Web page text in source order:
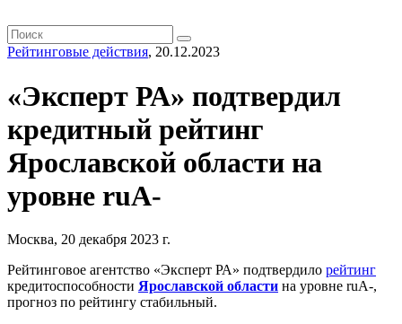
Рейтинговые действия, 20.12.2023
«Эксперт РА» подтвердил
кредитный рейтинг
Ярославской области на
уровне ruА-
Москва, 20 декабря 2023 г.
Рейтинговое агентство «Эксперт РА» подтвердило рейтинг
кредитоспособности Ярославской области на уровне ruА-,
прогноз по рейтингу стабильный.